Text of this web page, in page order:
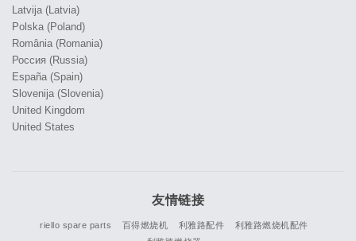
Latvija (Latvia)
Polska (Poland)
România (Romania)
Россия (Russia)
España (Spain)
Slovenija (Slovenia)
United Kingdom
United States
友情链接
riello spare parts 百得燃烧机 利雅路配件
利雅路燃烧机配件